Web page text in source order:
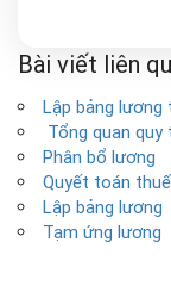
Bài viết liên
Lập bảng lương
Tổng quan
Phân bổ lương
Quyết toán thuế
Lập bảng lương
Tạm ứng lương